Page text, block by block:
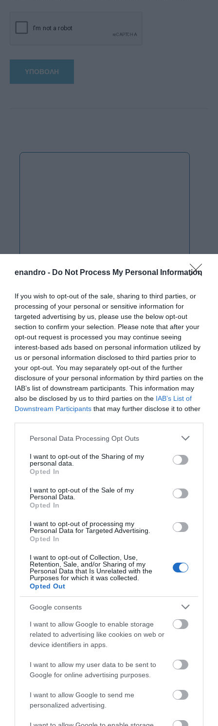
enandro - Do Not Process My Personal Information
If you wish to opt-out of the sale, sharing to third parties, or
processing of your personal or sensitive information for
targeted advertising by us, please use the below opt-out
section to confirm your selection. Please note that after your
opt-out request is processed you may continue seeing
interest-based ads based on personal information utilized by
us or personal information disclosed to third parties prior to
your opt-out. You may separately opt-out of the further
disclosure of your personal information by third parties on the
IAB’s list of downstream participants. This information may
also be disclosed by us to third parties on the IAB’s List of
Downstream Participants that may further disclose it to other
Please note that this website/app uses one or more Google
not limited to your visit or usage behaviour. You may click to
grant or deny consent to Google and its third-party tags to
use your data for below specified purposes in below Google
consent section.
Personal Data Processing Opt Outs
I want to opt-out of the Sharing of my
personal data.
Opted In
I want to opt-out of the Sale of my
Personal Data.
Opted In
I want to opt-out of processing my
Personal Data for Targeted Advertising.
Opted In
I want to opt-out of Collection, Use,
Retention, Sale, and/or Sharing of my
Personal Data that Is Unrelated with the
Purposes for which it was collected.
Opted Out
Google consents
I want to allow Google to enable storage
related to advertising like cookies on web or
device identifiers in apps.
I want to allow my user data to be sent to
Google for online advertising purposes.
I want to allow Google to send me
personalized advertising.
Προτεινόμενα άρθρα
Φωτογραφίες-κειμήλια από καλοκαίρια στην Άνδρο –
Από τον 19ο αιώνα μέχρι και την δεκαετία του 1970
ΟΡΜΟΣ ΚΟΡΘΙΟΥ: Όταν η φωτογραφία γίνεται μνήμη